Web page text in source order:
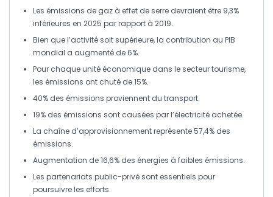
Les émissions de gaz à effet de serre devraient être 9,3%
inférieures en 2025 par rapport à 2019.
Bien que l’activité soit supérieure, la contribution au PIB
mondial a augmenté de6%.
Pour chaqueunité économique dans le secteur tourisme,
les émissions ont chuté de15%.
40% des émissions proviennent du transport.
19% des émissions sont causées par l’électricité achetée.
La chaîne d’approvisionnementreprésente57,4% des
émissions.
Augmentation de16,6% des énergies à faibles émissions.
Les partenariats public-privé sont essentiels pour
poursuivre les efforts.